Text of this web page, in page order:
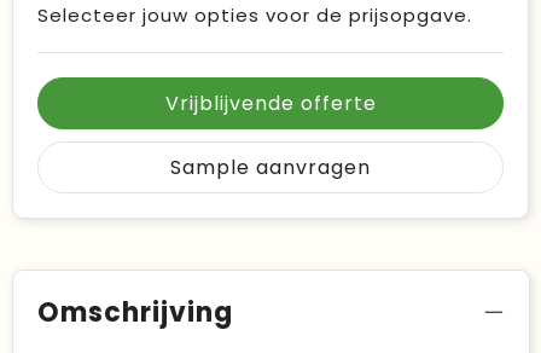
Selecteer jouw opties voor de prijsopgave.
Vrijblijvende offerte
Sample aanvragen
Omschrijving